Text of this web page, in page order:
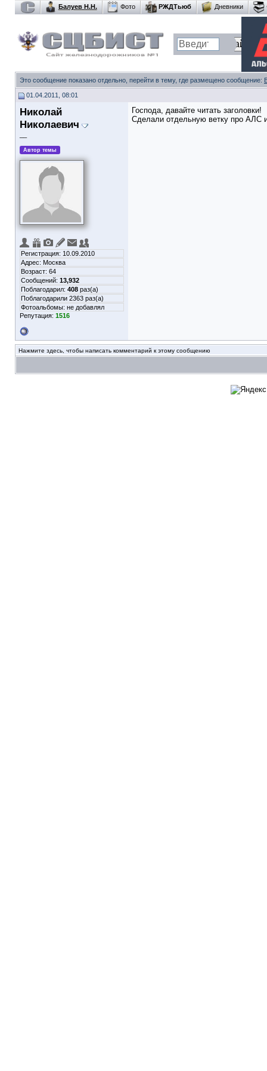
Балуев Н.Н. Фото РЖДТьюб Дневники
Это сообщение показано отдельно, перейти в тему, где размещено сообщение:
01.04.2011, 08:01
Николай
Николаевич
Автор темы
Регистрация: 10.09.2010
Адрес: Москва
Возраст: 64
Сообщений: 13,932
Поблагодарил: 408 раз(а)
Поблагодарили 2363 раз(а)
Фотоальбомы: не добавлял
Репутация: 1516
Господа, давайте читать заголовки!
Сделали отдельную ветку про АЛС
Нажмите здесь, чтобы написать комментарий к этому сообщению